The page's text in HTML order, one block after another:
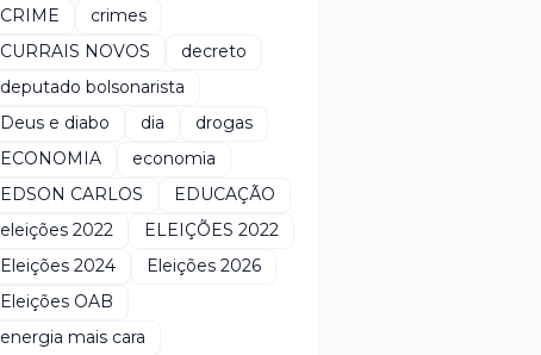
CRIME
crimes
CURRAIS NOVOS
decreto
deputado bolsonarista
Deus e diabo
dia
drogas
ECONOMIA
economia
EDSON CARLOS
EDUCAÇÃO
eleições 2022
ELEIÇÕES 2022
Eleições 2024
Eleições 2026
Eleições OAB
energia mais cara